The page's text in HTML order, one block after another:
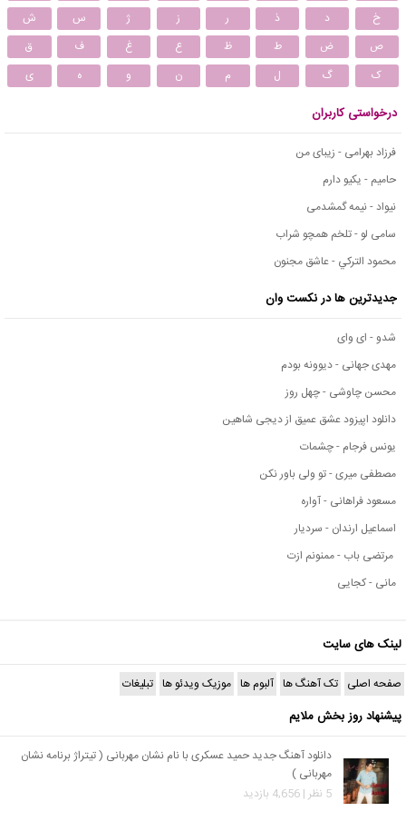
خ
د ذ ر ز ژ س
ش
ص
ض ط ظ ع غ ف
ق
ک
گ ل م ن و ه ی
درخواستی کاربران
فرزاد بهرامی - زیبای من
حامیم - یکیو دارم
نیواد - نیمه گمشدمی
سامی لو - تلخم همچو شراب
محمود التركي - عاشق مجنون
جدیدترین ها در نکست وان
شدو - ای وای
مهدی جهانی - دیوونه بودم
محسن چاوشی - چهل روز
دانلود اپیزود عشق عمیق از دیجی شاهین
یونس فرجام - چشمات
مصطفی میری - تو ولی باور نکن
مسعود فراهانی - آواره
اسماعیل ارندان - سردیار
مرتضی باب - ممنونم ازت
مانی - کجایی
لینک های سایت
صفحه اصلی تک آهنگ ها آلبوم ها موزیک ویدئو ها تبلیغات
پیشنهاد روز بخش ملایم
دانلود آهنگ جدید حمید عسکری با نام نشان مهربانی ( تیتراژ برنامه نشان
مهربانی )
5 نظر | 4,656 بازدید